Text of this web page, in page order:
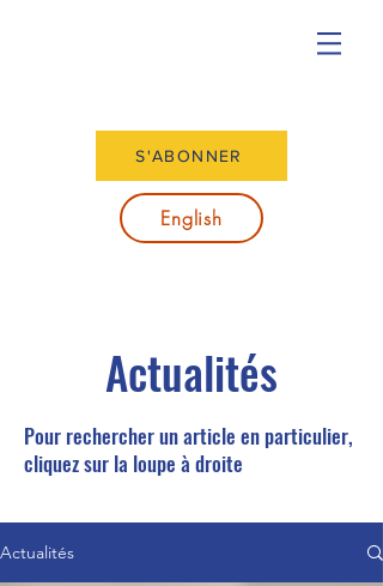
S'ABONNER
English
Actualités
Pour rechercher un article en particulier,
cliquez sur la loupe à droite
Actualités